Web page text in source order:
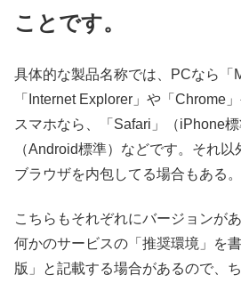
ことです。
具体的な製品名称では、PCなら「
「Internet Explorer」や「Chrome
スマホなら、「Safari」（iPhone標
（Android標準）などです。それ
ブラウザを内包してる場合もある。
こちらもそれぞれにバージョンがあ
何かのサービスの「推奨環境」を
版」と記載する場合があるので、